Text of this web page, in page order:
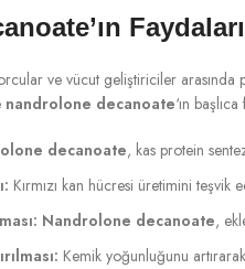
ve vücut geliştiriciler arasında
nandrolone decanoate‘ın
decanoate, kas protein
Kırmızı kan hücresi üretimini teşvik
Nandrolone decanoate,
Kemik yoğunluğunu